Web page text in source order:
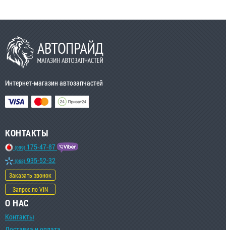
Интернет-магазин автозапчастей
КОНТАКТЫ
(099) 175-47-87
(068) 935-52-32
Заказать звонок
Запрос по VIN
О НАС
Контакты